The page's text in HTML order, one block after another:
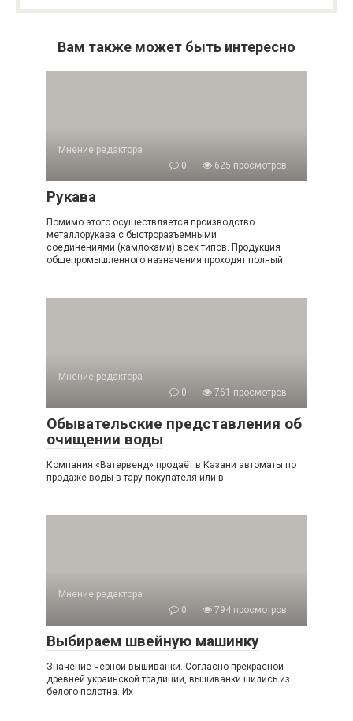
Вам также может быть интересно
Мнение редактора
0
625 просмотров
Рукава
Помимо этого осуществляется производство
металлорукава с быстроразъемными
соединениями (камлоками) всех типов. Продукция
общепромышленного назначения проходят полный
Мнение редактора
0
761 просмотров
Обывательские представления об
очищении воды
Компания «Ватервенд» продаёт в Казани автоматы по
продаже воды в тару покупателя или в
Мнение редактора
0
794 просмотров
Выбираем швейную машинку
Значение черной вышиванки. Согласно прекрасной
древней украинской традиции, вышиванки шились из
белого полотна. Их